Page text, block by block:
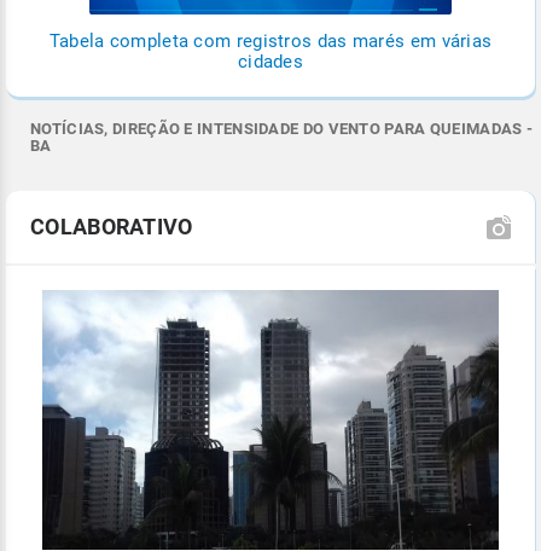
Tabela completa com registros das marés em várias
cidades
NOTÍCIAS, DIREÇÃO E INTENSIDADE DO VENTO PARA QUEIMADAS -
BA
COLABORATIVO